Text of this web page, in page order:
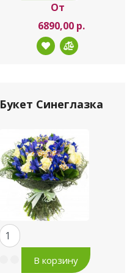
От
6890,00 р.
Букет Синеглазка